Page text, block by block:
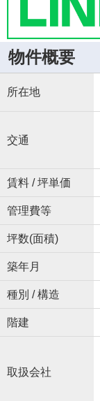
物件概要
所在地
交通
賃料 / 坪単価
管理費等
坪数(面積)
築年月
種別 / 構造
階建
取扱会社